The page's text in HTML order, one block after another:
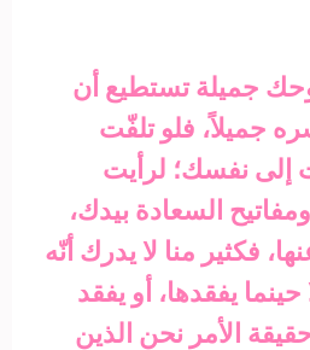
جميلة تستطيع أن
جميلاً، فلو تلفّت
إلى نفسك؛ لرأيت
السعادة بيدك،
فكثير منا لا يدرك أنّه
يفقدها، أو يفقد
الأمر نحن الذين